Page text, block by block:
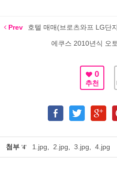
Prev 호텔 매매(브로츠와프 LG단
에쿠스 2010년식 오
0
추천
첨부 '4' 1.jpg 2.jpg 3.jpg 4.jpg